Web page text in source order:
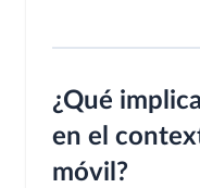
¿Qué
en el
móvil?